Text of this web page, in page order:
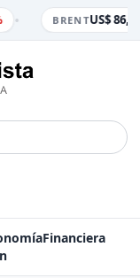
BRENTUS$ 86,65
Financiera